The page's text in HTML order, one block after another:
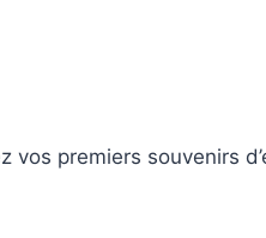
premiers souvenirs